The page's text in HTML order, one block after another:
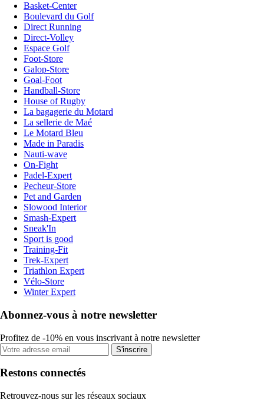
Basket-Center
Boulevard du Golf
Direct Running
Direct-Volley
Espace Golf
Foot-Store
Galop-Store
Goal-Foot
Handball-Store
House of Rugby
La bagagerie du Motard
La sellerie de Maé
Le Motard Bleu
Made in Paradis
Nauti-wave
On-Fight
Padel-Expert
Pecheur-Store
Pet and Garden
Slowood Interior
Smash-Expert
Sneak'In
Sport is good
Training-Fit
Trek-Expert
Triathlon Expert
Vélo-Store
Winter Expert
Abonnez-vous à notre newsletter
Profitez de -10% en vous inscrivant à notre newsletter
S'inscrire
Restons connectés
Retrouvez-nous sur les réseaux sociaux